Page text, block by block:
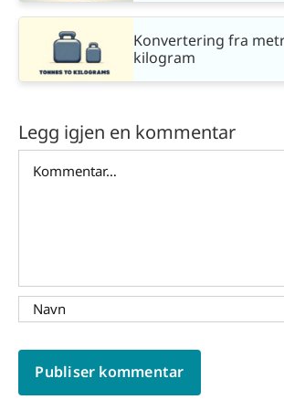
Konvertering fra
kilogram
Legg igjen en kommentar